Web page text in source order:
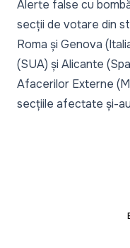
Alerte false cu
secții de votare din
Roma și Genova
(SUA) și Alicante
Afacerilor Externe
secțiile afectate și-